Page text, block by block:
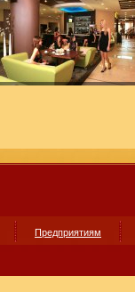
Предприятиям